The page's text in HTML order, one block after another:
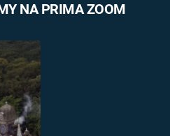
NA PRIMA ZOOM